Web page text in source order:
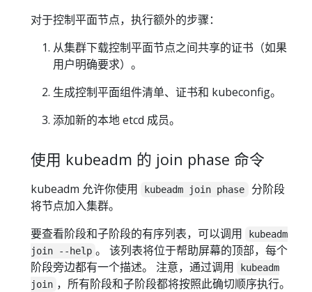
对于控制平面节点，执行额外的步骤：
从集群下载控制平面节点之间共享的证书（如果
用户明确要求）。
生成控制平面组件清单、证书和 kubeconfig。
添加新的本地 etcd 成员。
使用 kubeadm 的 join phase 命令
kubeadm 允许你使用 kubeadm join phase
分阶段
将节点加入集群。
要查看阶段和子阶段的有序列表，可以调用
kubeadm
join --help 。 该列表将位于帮助屏幕的顶部，每个
阶段旁边都有一个描述。 注意，通过调用
kubeadm
join ，所有阶段和子阶段都将按照此确切顺序执行。